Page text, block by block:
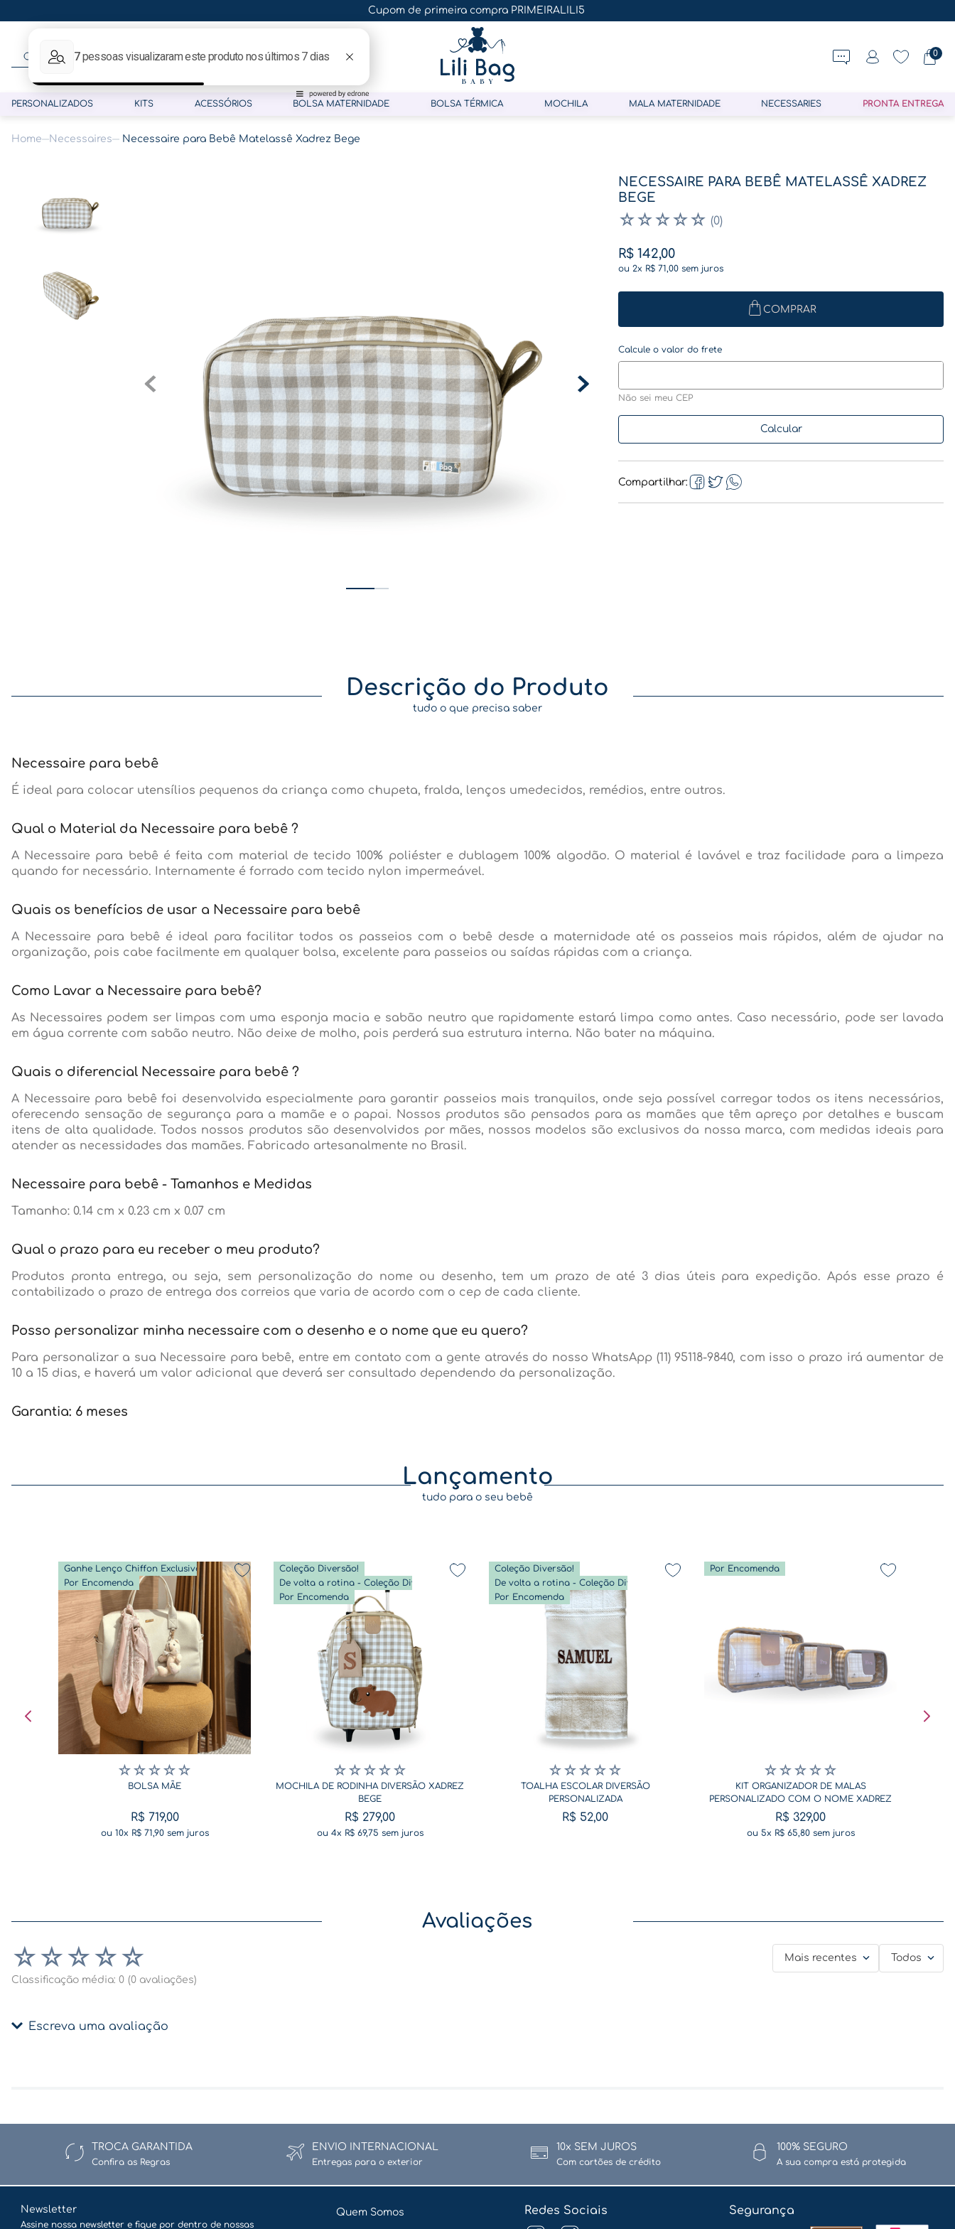
Cupom de primeira compra PRIMEIRALILI5
O que procura hoje? 0
PERSONALIZADOS KITS ACESSÓRIOS BOLSA MATERNIDADE BOLSA TÉRMICA MOCHILA MALA MATERNIDADE NECESSARIES PRONTA ENTREGA
Necessaires Necessaire para Bebê Matelassê Xadrez Bege
NECESSAIRE PARA BEBÊ MATELASSÊ XADREZ
BEGE
☆☆☆☆☆ (0)
R$ 142,00
ou 2x R$ 71,00 sem juros
COMPRAR
Não sei meu CEP
Compartilhar
Descrição do Produto
tudo o que precisa saber
Necessaire para bebê
É ideal para colocar utensílios pequenos da criança como chupeta, fralda, lenços umedecidos, remédios, entre outros.
Qual o Material da Necessaire para bebê ?
A Necessaire para bebê é feita com material de tecido 100% poliéster e dublagem 100% algodão. O material é lavável e traz facilidade para a limpeza
quando for necessário. Internamente é forrado com tecido nylon impermeável.
Quais os benefícios de usar a Necessaire para bebê
A Necessaire para bebê é ideal para facilitar todos os passeios com o bebê desde a maternidade até os passeios mais rápidos, além de ajudar na
organização, pois cabe facilmente em qualquer bolsa, excelente para passeios ou saídas rápidas com a criança.
Como Lavar a Necessaire para bebê?
As Necessaires podem ser limpas com uma esponja macia e sabão neutro que rapidamente estará limpa como antes. Caso necessário, pode ser lavada
em água corrente com sabão neutro. Não deixe de molho, pois perderá sua estrutura interna. Não bater na máquina.
Quais o diferencial Necessaire para bebê ?
A Necessaire para bebê foi desenvolvida especialmente para garantir passeios mais tranquilos, onde seja possível carregar todos os itens necessários,
oferecendo sensação de segurança para a mamãe e o papai. Nossos produtos são pensados para as mamães que têm apreço por detalhes e buscam
itens de alta qualidade. Todos nossos produtos são desenvolvidos por mães, nossos modelos são exclusivos da nossa marca, com medidas ideais para
atender as necessidades das mamães. Fabricado artesanalmente no Brasil.
Necessaire para bebê - Tamanhos e Medidas
Tamanho: 0.14 cm x 0.23 cm x 0.07 cm
Qual o prazo para eu receber o meu produto?
Produtos pronta entrega, ou seja, sem personalização do nome ou desenho, tem um prazo de até 3 dias úteis para expedição. Após esse prazo é
contabilizado o prazo de entrega dos correios que varia de acordo com o cep de cada cliente.
Posso personalizar minha necessaire com o desenho e o nome que eu quero?
Para personalizar a sua Necessaire para bebê, entre em contato com a gente através do nosso WhatsApp (11) 95118-9840, com isso o prazo irá aumentar de
10 a 15 dias, e haverá um valor adicional que deverá ser consultado dependendo da personalização.
Garantia: 6 meses
Lançamento
tudo para o seu bebê
Ganhe Lenço Chiffon Exclusivo
Por Encomenda
☆☆☆☆☆
BOLSA MÃE
R$ 719,00
ou 10x R$ 71,90sem juros
Coleção Diversão!
Por Encomenda
☆☆☆☆☆
MOCHILA DE RODINHA DIVERSÃO XADREZ
BEGE
R$ 279,00
ou 4x R$ 69,75 sem juros
Coleção Diversão!
Por Encomenda
☆☆☆☆☆
TOALHA ESCOLAR DIVERSÃO
PERSONALIZADA
R$ 52,00
Por Encomenda
☆☆☆☆☆
KIT ORGANIZADOR DE MALAS
PERSONALIZADO COM O NOME XADREZ
BEGE
R$ 329,00
ou 5x R$ 65,80sem juros
Avaliações
☆ ☆ ☆ ☆ ☆
Classificação média: 0 (0 avaliações)
Escreva uma avaliação
Avalie o produto de 1 a 5 estrelas
★★ ★★ ★
Mais recentes Todos
TROCA GARANTIDA
Confira as Regras
ENVIO INTERNACIONAL
Entregas para o exterior
10x SEM JUROS
Com cartões de crédito
100% SEGURO
A sua compra está protegida
Newsletter
Assine nossa newsletter e fique por dentro de nossas
Quem Somos Redes Sociais Segurança
café
pasta gestante
folha memórias barriga